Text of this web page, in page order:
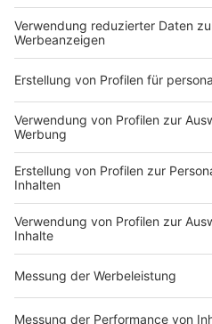
einer Landesliste antreten
Landeswahlausschuss am
128 Abgeordnete werden für
relativer Mehrheit direkt in
Die übrigen der insgesamt
Verhältniswahlgrundsätzen
Parteien vergeben. Erhält
Wahlkreisen mehr Sitze, als
zustehen, so wird die
Mandate der übrigen
des Wahlergebnisses
vollständiger